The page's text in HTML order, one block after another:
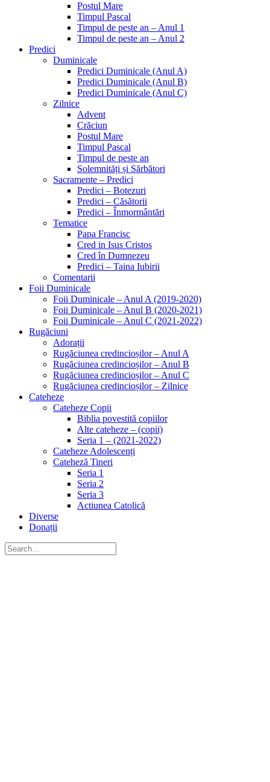
Postul Mare
Timpul Pascal
Timpul de peste an – Anul 1
Timpul de peste an – Anul 2
Predici
Duminicale
Predici Duminicale (Anul A)
Predici Duminicale (Anul B)
Predici Duminicale (Anul C)
Zilnice
Advent
Crăciun
Postul Mare
Timpul Pascal
Timpul de peste an
Solemnități și Sărbători
Sacramente – Predici
Predici – Botezuri
Predici – Căsătorii
Predici – Înmormântări
Tematice
Papa Francisc
Cred in Isus Cristos
Cred în Dumnezeu
Predici – Taina Iubirii
Comentarii
Foii Duminicale
Foii Duminicale – Anul A (2019-2020)
Foii Duminicale – Anul B (2020-2021)
Foii Duminicale – Anul C (2021-2022)
Rugăciuni
Adorații
Rugăciunea credincioșilor – Anul A
Rugăciunea credincioșilor – Anul B
Rugăciunea credincioșilor – Anul C
Rugăciunea credincioșilor – Zilnice
Cateheze
Cateheze Copii
Biblia povestită copiilor
Alte cateheze – (copii)
Seria 1 – (2021-2022)
Cateheze Adolescenți
Cateheză Tineri
Seria 1
Seria 2
Seria 3
Actiunea Catolică
Diverse
Donații